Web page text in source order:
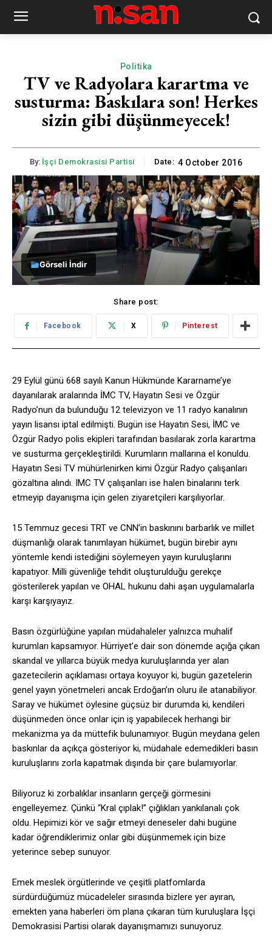
Politika
TV ve Radyolara karartma ve
susturma: Baskılara son! Herkes
sizin gibi düşünmeyecek!
By: İşçi Demokrasisi Partisi Date: 4 October 2016
Görseli İndir
Share post:
Facebook X Pinterest
29 Eylül günü 668 sayılı Kanun Hükmünde Kararname’ye
dayanılarak aralarında İMC TV, Hayatın Sesi ve Özgür
Radyo’nun da bulunduğu 12 televizyon ve 11 radyo kanalının
yayın lisansı iptal edilmişti. Bugün ise Hayatın Sesi, İMC ve
Özgür Radyo polis ekipleri tarafından basılarak zorla karartma
ve susturma gerçekleştirildi. Kurumların mallarına el konuldu.
Hayatın Sesi TV mühürlenirken kimi Özgür Radyo çalışanları
gözaltına alındı. IMC TV çalışanları ise halen binalarını terk
etmeyip dayanışma için gelen ziyaretçileri karşılıyorlar.
15 Temmuz gecesi TRT ve CNN’in baskınını barbarlık ve millet
düşmanlığı olarak tanımlayan hükümet, bugün birebir aynı
yöntemle kendi istediğini söylemeyen yayın kuruluşlarını
kapatıyor. Milli güvenliğe tehdit oluşturulduğu gerekçe
gösterilerek yapılan ve OHAL hukunu dahi aşan uygulamalarla
karşı karşıyayız.
Basın özgürlüğüne yapılan müdahaleler yalnızca muhalif
kurumları kapsamıyor. Hürriyet’e dair son dönemde açığa çıkan
skandal ve yıllarca büyük medya kuruluşlarında yer alan
gazetecilerin açıklaması ortaya koyuyor ki, bugün gazetelerin
genel yayın yönetmeleri ancak Erdoğan’ın oluru ile atanabiliyor.
Saray ve hükümet öylesine güçsüz bir durumda ki, kendileri
düşünmeden önce onlar için iş yapabilecek herhangi bir
mekanizma ya da müttefik bulunamıyor. Bugün meydana gelen
baskınlar da açıkça gösteriyor ki, müdahale edemedikleri basın
kuruluşlarını zorla kapatmak dışında bir çare bulamıyorlar.
Biliyoruz ki zorbalıklar insanların gerçeği görmesini
engelleyemez. Çünkü “Kral çıplak!” çığlıkları yankılanalı çok
oldu. Hepimizi kör ve sağır etmeyi deneseler dahi bugüne
kadar öğrendiklerimiz onlar gibi düşünmemek için bize
yeterince sebep sunuyor.
Emek meslek örgütlerinde ve çeşitli platfomlarda
sürdürdüğümüz mücadeleler sırasında bizlere yer ayıran,
emekten yana haberleri öm plana çıkaran tüm kuruluşlara İşçi
Demokrasisi Partisi olarak dayanışmamızı sunuyoruz.